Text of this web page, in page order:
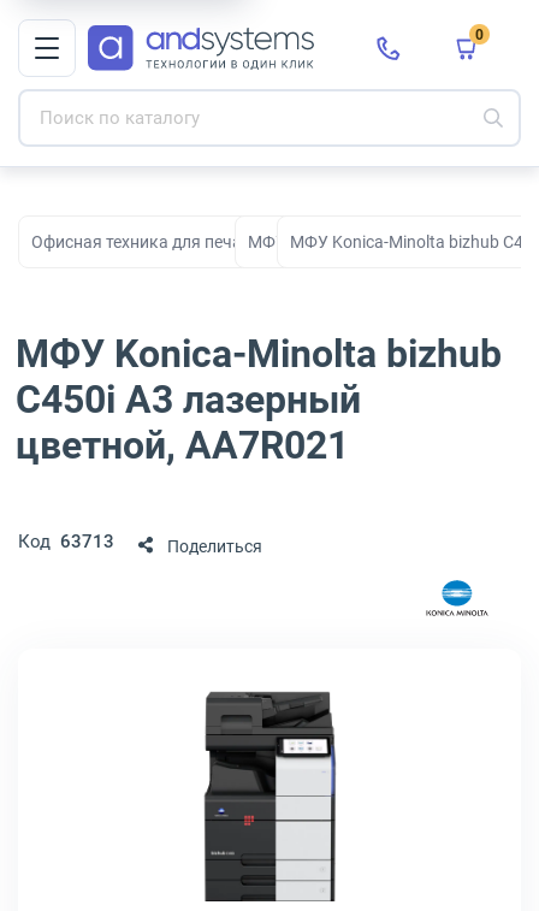
0
Офисная техника для печати, сканирования и
МФУ МФУ Konica-Minolta bizhub
МФУ Konica-Minolta bizhub
C450i A3 лазерный
цветной, AA7R021
Код 63713 Поделиться